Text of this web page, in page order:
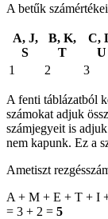
A betűk
A, J,
S
B, K,
T
C,
U
1
2 3
A fenti táblázatból
számokat adjuk
számjegyeit is
nem kapunk. Ez a
Ametiszt
A + M + E + T + I
= 3 + 2 = 5